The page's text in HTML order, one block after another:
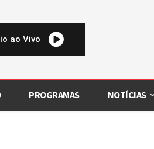
ao Vivo
PROGRAMAS NOTÍCIAS